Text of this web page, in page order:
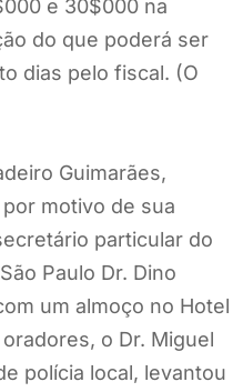
e 30$000 na
do que poderá ser
dias pelo fiscal. (O
Guimarães,
motivo de sua
particular do
Paulo Dr. Dino
um almoço no Hotel
o Dr. Miguel
polícia local, levantou